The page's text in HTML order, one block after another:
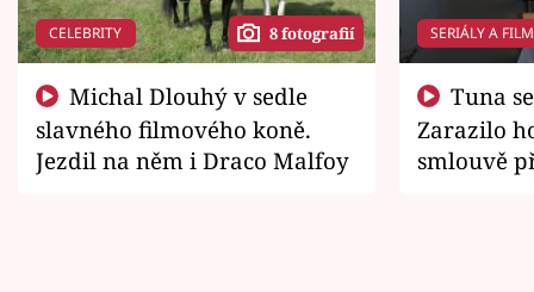
CELEBRITY 8 fotografií
slavného filmového koně.
Jezdil na něm i Draco Malfoy
SERIÁLY A
Zarazilo
smlouvě